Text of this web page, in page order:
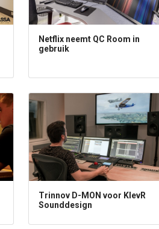
Netflix neemt QC Room in
gebruik
Trinnov D-MON voor KlevR
Sounddesign